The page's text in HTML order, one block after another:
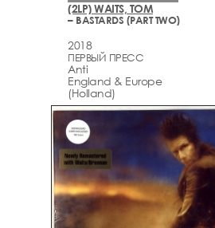
(2LP) WAITS, TOM
– BASTARDS (PART TWO)
2018
ПЕРВЫЙ ПРЕСС
Anti
England & Europe
(Holland)